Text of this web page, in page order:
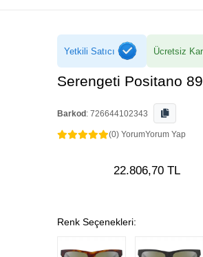
Yetkili Satıcı Ücretsiz
Serengeti Positano
Barkod : 726644102343
(0) YorumYorum Yap
22.806,70 TL
Renk Seçenekleri: